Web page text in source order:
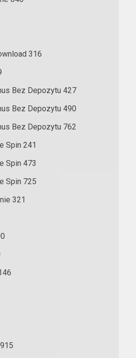
316
Bez Depozytu 427
Bez Depozytu 490
Bez Depozytu 762
Spin 241
Spin 473
Spin 725
321